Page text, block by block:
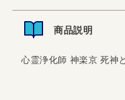
商品説明
心霊浄化師 神楽京 死神